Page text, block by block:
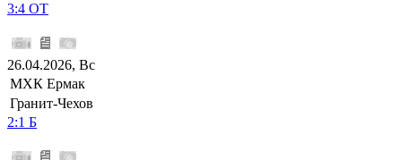
3:4 ОТ
26.04.2026, Вс
МХК Ермак
Гранит-Чехов
2:1 Б